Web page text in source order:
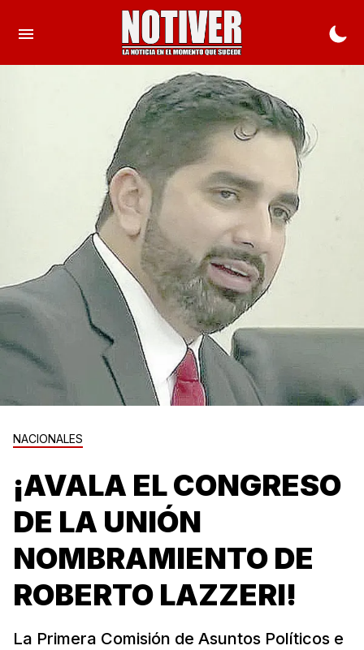
NACIONALES
¡AVALA EL CONGRESO
DE LA UNIÓN
NOMBRAMIENTO DE
ROBERTO LAZZERI!
La Primera Comisión de Asuntos Políticos e